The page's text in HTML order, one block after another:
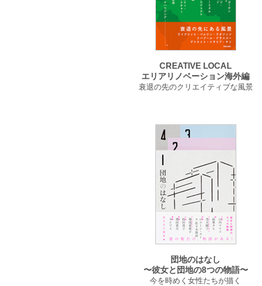
CREATIVE LOCAL
エリアリノベーション海外編
衰退の先のクリエイティブな風景
団地のはなし
〜彼女と団地の8つの物語〜
今を時めく女性たちが描く